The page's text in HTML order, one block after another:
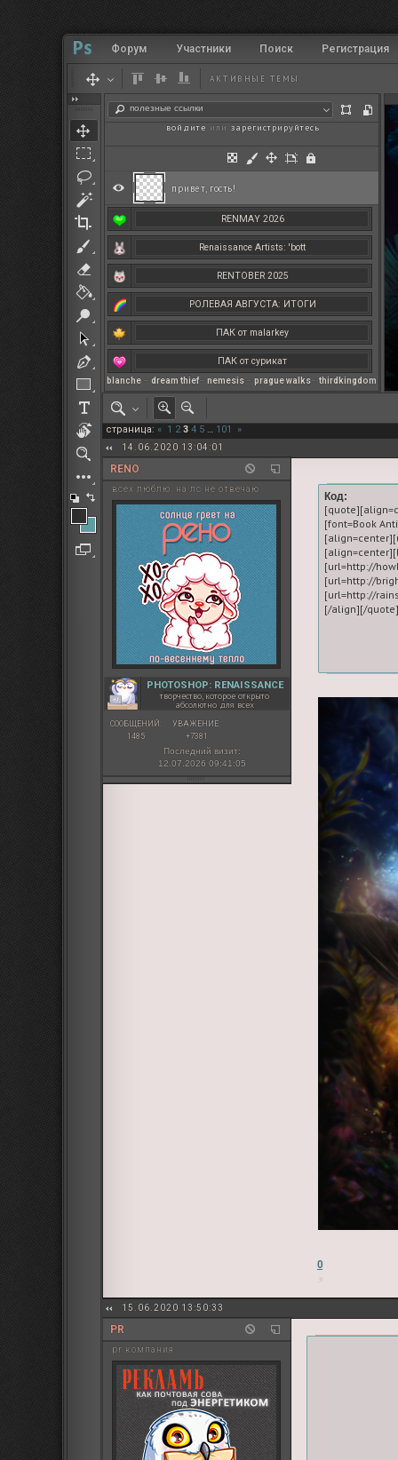
RENMAY 2026
Renaissance Artists: 'bott
RENTOBER 2025
РОЛЕВАЯ АВГУСТА: ИТОГИ
ПАК от malarkey
ПАК от сурикат
РЕНМАЙ
полезные ссылки
blanche – dream thief– nemesis – prague walks– thirdkingdom
Форум Участники Поиск Регистрация
АКТИВНЫЕ ТЕМЫ
привет, гость!
войдите или зарегистрируйтесь
страница: « 1 2 3 4 5 … 101 »
14.06.2020 13:04:01
RENO
всех люблю. на лс не отвечаю
PHOTOSHOP: RENAISSANCE
творчество, которое открыто
абсолютно для всех
СООБЩЕНИЙ:
1485
УВАЖЕНИЕ:
+7381
Последний визит:
12.07.2026 09:41:05
Код:
[font=Book
[url=http://
[url=http://
[url=http://
0
15.06.2020 13:50:33
PR
pr компания